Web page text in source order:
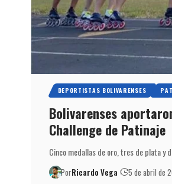
DEPORTISTAS BOLIVARENSES
Bolivarenses
Challenge de Patinaje
Cinco medallas de oro, tres de plata y
PorRicardo Vega 5 de abril de